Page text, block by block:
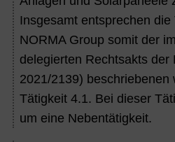
Insgesamt entsprechen
NORMA Group somit der
delegierten Rechtsakts der
2021/2139) beschriebenen
Tätigkeit 4.1. Bei dieser
um eine Nebentätigkeit.